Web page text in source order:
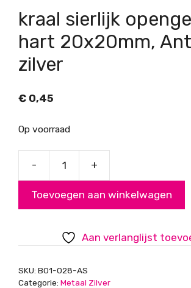
kraal sierlijk
hart 20x20mm,
zilver
€ 0,45
Op voorraad
-
opengewerkt
20x20mm,
Antiek
aantal
+
Toevoegen aan winkelwagen
Aan verlanglijst
SKU: B01-028-AS
Categorie: Metaal Zilver